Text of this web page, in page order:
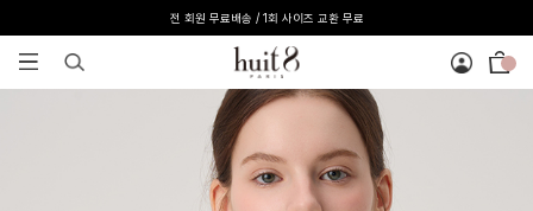
전 회원 무료배송 / 1회 사이즈 교환 무료